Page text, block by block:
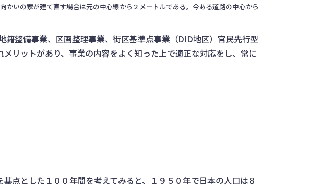
いの家が建て直す場合は元の中心線から２メートルである。今ある道路の中心から
整備事業、区画整理事業、街区基準点事業（DID地区）官民先行型
リットがあり、事業の内容をよく知った上で適正な対応をし、常に
点とした１００年間を考えてみると、１９５０年で日本の人口は８